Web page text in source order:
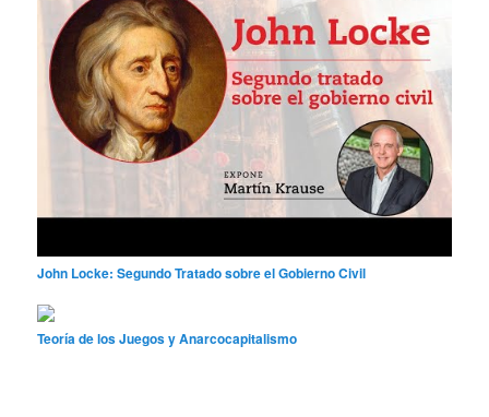
John Locke: Segundo Tratado sobre el Gobierno Civil
Teoría de los Juegos y Anarcocapitalismo